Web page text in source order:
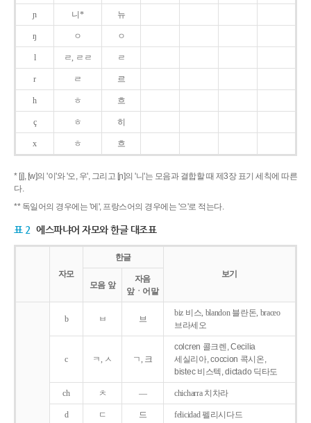
ɲ 니* 뉴
ŋ ㅇ ㅇ
l ㄹ, ㄹㄹ ㄹ
r ㄹ 르
h ㅎ 흐
ç ㅎ 히
x ㅎ 흐
* [j], [w]의 '이'와 '오, 우', 그리고 [ɲ]의 '니'는 모음과 결합할 때 제3장 표기 세칙에 따른
다.
** 독일어의 경우에는 '에', 프랑스어의 경우에는 '으'로 적는다.
표 2 에스파냐어 자모와 한글 대조표
자모
한글
보기
모음 앞
자음
앞ㆍ어말
b ㅂ 브
biz 비스, blandon 블란돈, braceo
브라세오
c ㅋ, ㅅ ㄱ, 크
colcren 콜크렌, Cecilia
세실리아, coccion 콕시온,
bistec 비스텍, dictado 딕타도
ch ㅊ ― chicharra 치차라
d ㄷ 드 felicidad 펠리시다드